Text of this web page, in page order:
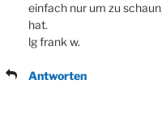
einfach nur um zu
hat.
lg frank w.
Antworten